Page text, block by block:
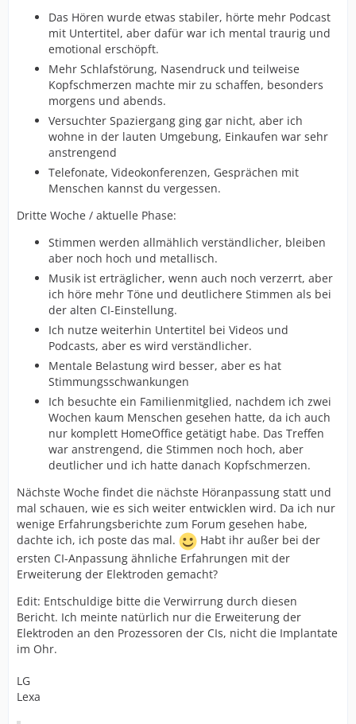
Das Hören wurde etwas stabiler, hörte mehr Podcast
mit Untertitel, aber dafür war ich mental traurig und
emotional erschöpft.
Mehr Schlafstörung, Nasendruck und teilweise
Kopfschmerzen machte mir zu schaffen, besonders
morgens und abends.
Versuchter Spaziergang ging gar nicht, aber ich
wohne in der lauten Umgebung, Einkaufen war sehr
anstrengend
Telefonate, Videokonferenzen, Gesprächen mit
Menschen kannst du vergessen.
Dritte Woche / aktuelle Phase:
Stimmen werden allmählich verständlicher, bleiben
aber noch hoch und metallisch.
Musik ist erträglicher, wenn auch noch verzerrt, aber
ich höre mehr Töne und deutlichere Stimmen als bei
der alten CI-Einstellung.
Ich nutze weiterhin Untertitel bei Videos und
Podcasts, aber es wird verständlicher.
Mentale Belastung wird besser, aber es hat
Stimmungsschwankungen
Ich besuchte ein Familienmitglied, nachdem ich zwei
Wochen kaum Menschen gesehen hatte, da ich auch
nur komplett HomeOffice getätigt habe. Das Treffen
war anstrengend, die Stimmen noch hoch, aber
deutlicher und ich hatte danach Kopfschmerzen.
Nächste Woche findet die nächste Höranpassung statt und
mal schauen, wie es sich weiter entwicklen wird. Da ich nur
wenige Erfahrungsberichte zum Forum gesehen habe,
dachte ich, ich poste das mal.
Habt ihr außer bei der
ersten CI-Anpassung ähnliche Erfahrungen mit der
Erweiterung der Elektroden gemacht?
Edit: Entschuldige bitte die Verwirrung durch diesen
Bericht. Ich meinte natürlich nur die Erweiterung der
Elektroden an den Prozessoren der CIs, nicht die Implantate
im Ohr.
LG
Lexa